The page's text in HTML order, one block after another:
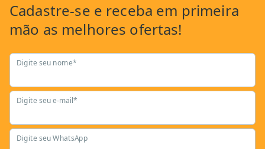
Cadastre-se e receba em primeira
mão as melhores ofertas!
Digite seu nome*
Digite seu e-mail*
Digite seu WhatsApp